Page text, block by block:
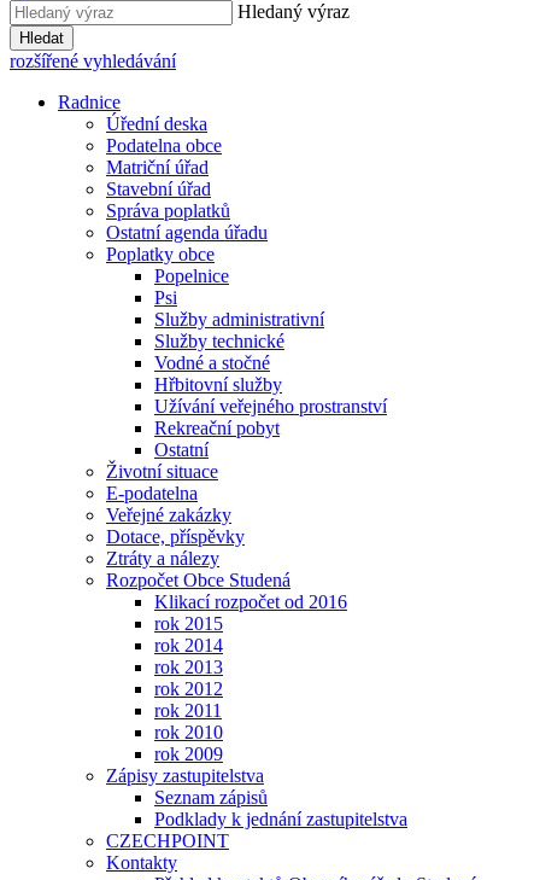
Hledaný výraz
Hledat
rozšířené vyhledávání
Radnice
Úřední deska
Podatelna obce
Matriční úřad
Stavební úřad
Správa poplatků
Ostatní agenda úřadu
Poplatky obce
Popelnice
Psi
Služby administrativní
Služby technické
Vodné a stočné
Hřbitovní služby
Užívání veřejného prostranství
Rekreační pobyt
Ostatní
Životní situace
E-podatelna
Veřejné zakázky
Dotace, příspěvky
Ztráty a nálezy
Rozpočet Obce Studená
Klikací rozpočet od 2016
rok 2015
rok 2014
rok 2013
rok 2012
rok 2011
rok 2010
rok 2009
Zápisy zastupitelstva
Seznam zápisů
Podklady k jednání zastupitelstva
CZECHPOINT
Kontakty